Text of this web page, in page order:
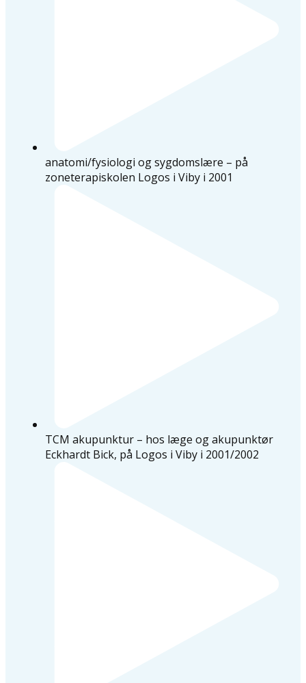
anatomi/fysiologi og sygdomslære – på
zoneterapiskolen Logos i Viby i 2001
TCM akupunktur – hos læge og akupunktør
Eckhardt Bick, på Logos i Viby i 2001/2002